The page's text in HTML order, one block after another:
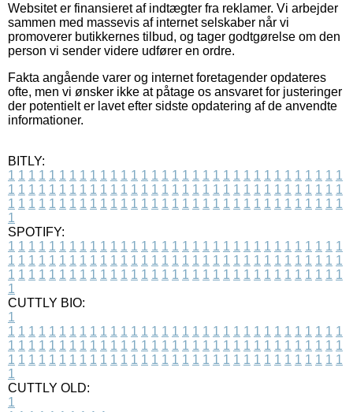
Websitet er finansieret af indtægter fra reklamer. Vi arbejder
sammen med massevis af internet selskaber når vi
promoverer butikkernes tilbud, og tager godtgørelse om den
person vi sender videre udfører en ordre.
Fakta angående varer og internet foretagender opdateres
ofte, men vi ønsker ikke at påtage os ansvaret for justeringer
der potentielt er lavet efter sidste opdatering af de anvendte
informationer.
BITLY:
1 1 1 1 1 1 1 1 1 1 1 1 1 1 1 1 1 1 1 1 1 1 1 1 1 1 1 1 1 1 1 1 1
1 1 1 1 1 1 1 1 1 1 1 1 1 1 1 1 1 1 1 1 1 1 1 1 1 1 1 1 1 1 1 1 1
1 1 1 1 1 1 1 1 1 1 1 1 1 1 1 1 1 1 1 1 1 1 1 1 1 1 1 1 1 1 1 1 1
1
SPOTIFY:
1 1 1 1 1 1 1 1 1 1 1 1 1 1 1 1 1 1 1 1 1 1 1 1 1 1 1 1 1 1 1 1 1
1 1 1 1 1 1 1 1 1 1 1 1 1 1 1 1 1 1 1 1 1 1 1 1 1 1 1 1 1 1 1 1 1
1 1 1 1 1 1 1 1 1 1 1 1 1 1 1 1 1 1 1 1 1 1 1 1 1 1 1 1 1 1 1 1 1
1
CUTTLY BIO:
1
1 1 1 1 1 1 1 1 1 1 1 1 1 1 1 1 1 1 1 1 1 1 1 1 1 1 1 1 1 1 1 1 1
1 1 1 1 1 1 1 1 1 1 1 1 1 1 1 1 1 1 1 1 1 1 1 1 1 1 1 1 1 1 1 1 1
1 1 1 1 1 1 1 1 1 1 1 1 1 1 1 1 1 1 1 1 1 1 1 1 1 1 1 1 1 1 1 1 1
1
CUTTLY OLD:
1